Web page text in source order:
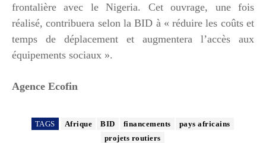
frontalière avec le Nigeria. Cet ouvrage, une fois
réalisé, contribuera selon la BID à « réduire les coûts et
temps de déplacement et augmentera l’accès aux
équipements sociaux ».
Agence Ecofin
TAGS Afrique BID financements
pays africains
projets routiers